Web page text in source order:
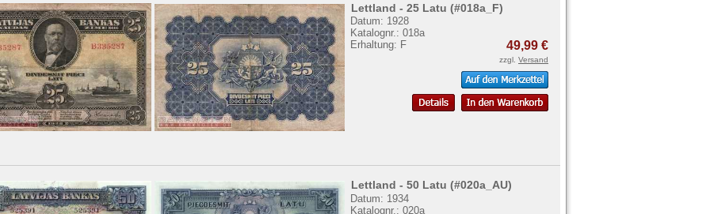
Lettland - 25 Latu (#018a_F)
Datum: 1928
Katalognr.: 018a
Erhaltung: F
49,99 €
zzgl. Versand
Lettland - 50 Latu (#020a_AU)
Datum: 1934
Katalognr.: 020a